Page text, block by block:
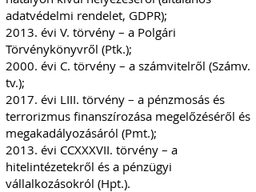
adatvédelmi rendelet, GDPR);
2013. évi V. törvény – a Polgári
Törvénykönyvről (Ptk.);
2000. évi C. törvény – a számvitelről (Számv.
tv.);
2017. évi LIII. törvény – a pénzmosás és
terrorizmus finanszírozása megelőzéséről és
megakadályozásáról (Pmt.);
2013. évi CCXXXVII. törvény – a
hitelintézetekről és a pénzügyi
vállalkozásokról (Hpt.).